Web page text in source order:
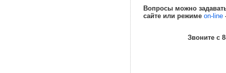
Вопросы можно
сайте или режиме on-line
Звоните с 8-00 МСК